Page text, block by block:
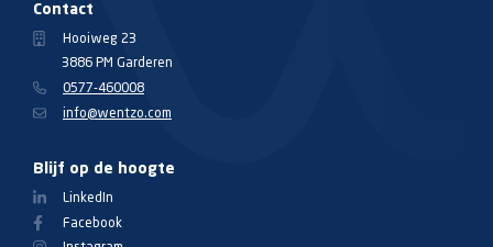
Contact
Hooiweg 23
3886 PM Garderen
0577-460008
info@wentzo.com
Blijf op de hoogte
LinkedIn
Facebook